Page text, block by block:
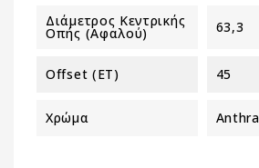
Διάμετρος Κεντρικής
Οπής (αφαλού) 63,3
Offset (ET) 45
Χρώμα